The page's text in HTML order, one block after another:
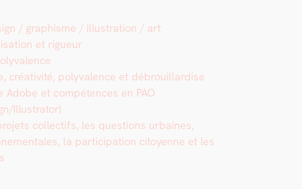
/ graphisme / illus­tra­tion / art
et rigueur
créa­tiv­ité, poly­va­lence et débrouil­lardise
Adobe et com­pé­tences en PAO
Illustrator)
col­lec­tifs, les ques­tions urbaines,
la par­tic­i­pa­tion citoyenne et les